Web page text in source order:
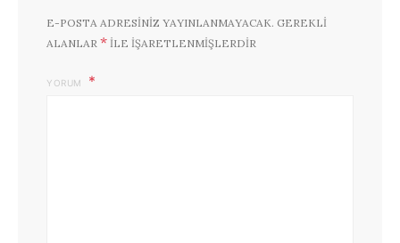
E-POSTA ADRESINIZ YAYINLANMAYACAK. GEREKLI
ALANLAR * ILE IŞARETLENMIŞLERDIR
YORUM